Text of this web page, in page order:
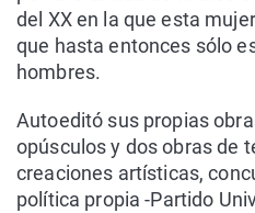
del XX en la que esta
que hasta entonces sólo
hombres.
Autoeditó sus propias
opúsculos y dos obras de
creaciones artísticas,
política propia -Partido